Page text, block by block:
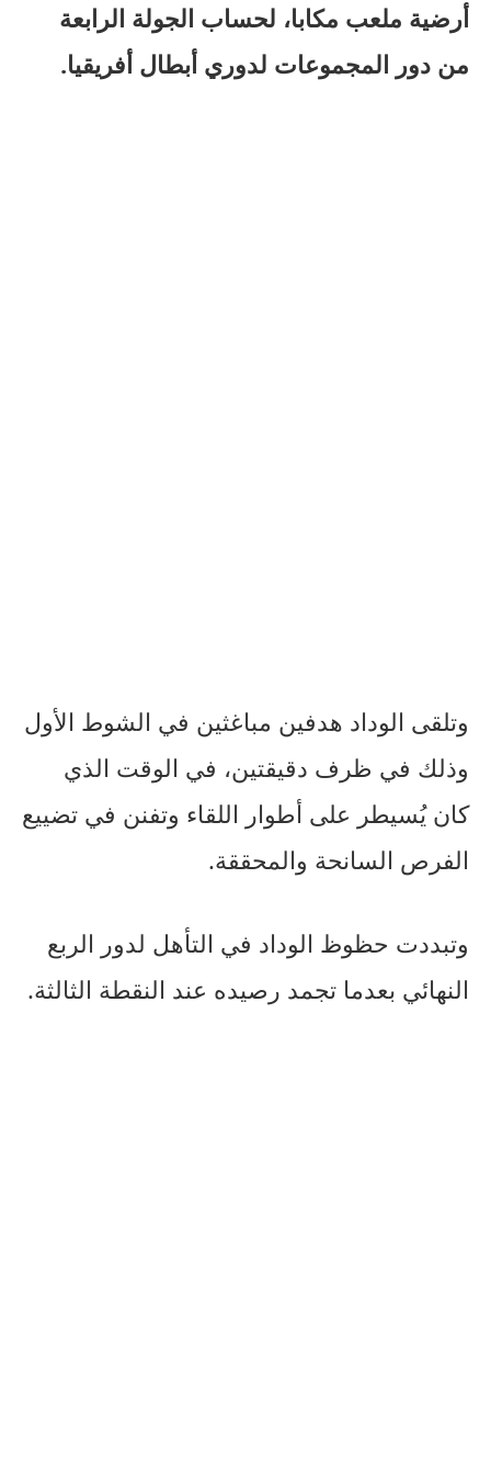
أرضية ملعب مكابا، لحساب الجولة الرابعة
من دور المجموعات لدوري أبطال أفريقيا.
وتلقى الوداد هدفين مباغثين في الشوط الأول
وذلك في ظرف دقيقتين، في الوقت الذي
كان يُسيطر على أطوار اللقاء وتفنن في تضييع
الفرص السانحة والمحققة.
وتبددت حظوظ الوداد في التأهل لدور الربع
النهائي بعدما تجمد رصيده عند النقطة الثالثة.